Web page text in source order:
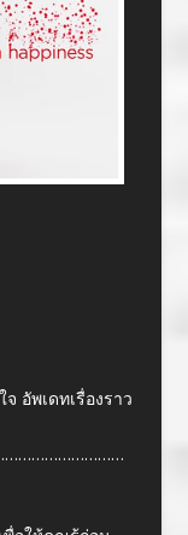
อัพเดทเรื่องราว